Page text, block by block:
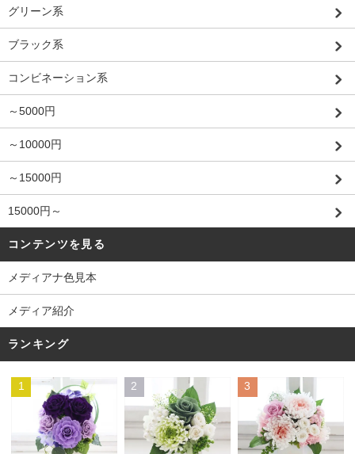
グリーン系
ブラック系
コンビネーション系
～5000円
～10000円
～15000円
15000円～
コンテンツを見る
メディアナ色見本
メディア紹介
ランキング
1 2 3